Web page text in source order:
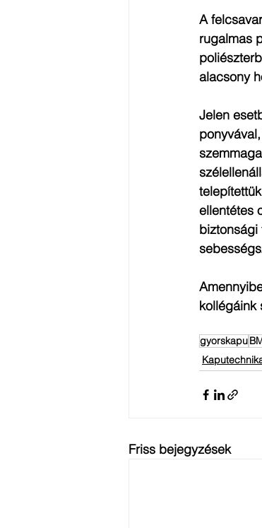
A
rugalmas
alacsony
Jelen
ellentétes
biztonsági
kollégáink
gyorskapu
Friss bejegyzések